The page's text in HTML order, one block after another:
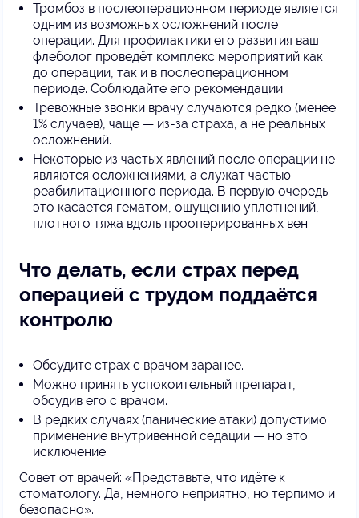
Тромбоз в послеоперационном периоде является
одним из возможных осложнений после
операции. Для профилактики его развития ваш
флеболог проведёт комплекс мероприятий как
до операции, так и в послеоперационном
периоде. Соблюдайте его рекомендации.
Тревожные звонки врачу случаются редко (менее
1% случаев), чаще — из-за страха, а не реальных
осложнений.
Некоторые из частых явлений после операции не
являются осложнениями, а служат частью
реабилитационного периода. В первую очередь
это касается гематом, ощущению уплотнений,
плотного тяжа вдоль прооперированных вен.
Что делать, если страх перед
операцией с трудом поддаётся
контролю
Обсудите страх с врачом заранее.
Можно принять успокоительный препарат,
обсудив его с врачом.
В редких случаях (панические атаки) допустимо
применение внутривенной седации — но это
исключение.
Совет от врачей: «Представьте, что идёте к
стоматологу. Да, немного неприятно, но терпимо и
безопасно».